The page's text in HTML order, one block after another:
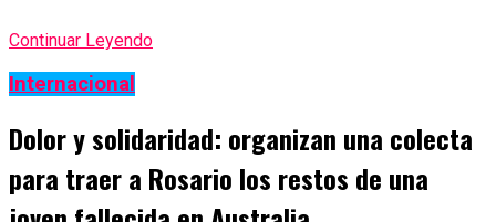
Continuar Leyendo
Internacional
Dolor y solidaridad: organizan una colecta
para traer a Rosario los restos de una